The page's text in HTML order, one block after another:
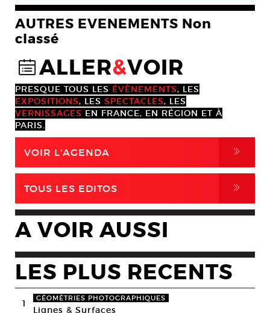
AUTRES EVENEMENTS Non
classé
@ALLER&VOIR
PRESQUE TOUS LES ÉVÈNEMENTS, LES
EXPOSITIONS, LES SPECTACLES, LES
VERNISSAGES EN FRANCE, EN RÉGION ET À
PARIS.
VOIR L'AGENDA ,
TOUS LES EDITOS ,
A VOIR AUSSI
LES PLUS RECENTS
1 GÉOMÉTRIES PHOTOGRAPHIQUES
Lignes & Surfaces